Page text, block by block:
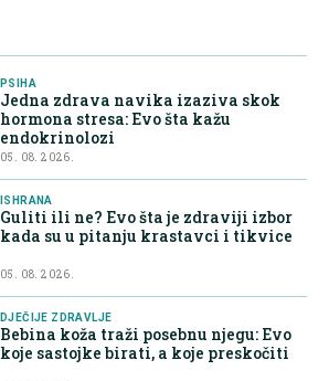
PSIHA
Jedna zdrava navika izaziva skok
hormona stresa: Evo šta kažu
endokrinolozi
05. 08. 2026.
ISHRANA
Guliti ili ne? Evo šta je zdraviji izbor
kada su u pitanju krastavci i tikvice
05. 08. 2026.
DJEČIJE ZDRAVLJE
Bebina koža traži posebnu njegu: Evo
koje sastojke birati, a koje preskočiti